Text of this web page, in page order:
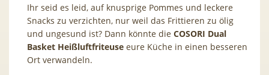
Ihr seid es leid, auf knusprige Pommes und leckere
Snacks zu verzichten, nur weil das Frittieren zu ölig
und ungesund ist? Dann könnte die COSORI Dual
Basket Heißluftfriteuse eure Küche in einen besseren
Ort verwandeln.